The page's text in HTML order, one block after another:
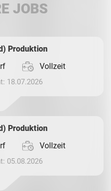
JOBS
Produktion
Vollzeit
18.07.2026
Produktion
Vollzeit
05.08.2026